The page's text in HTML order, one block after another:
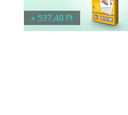
» 537,40 Ft